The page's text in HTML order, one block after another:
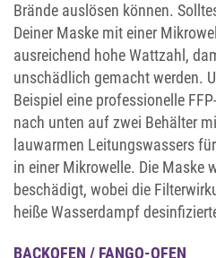
Brände auslösen können.
Deiner Maske mit einer
ausreichend hohe Wattzahl,
unschädlich gemacht werden.
Beispiel eine professionelle
nach unten auf zwei Behälter
lauwarmen Leitungswassers
in einer Mikrowelle. Die Maske
beschädigt, wobei die
heiße Wasserdampf
BACKOFEN / FANGO-OFEN